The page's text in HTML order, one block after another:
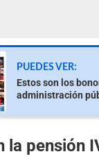
PUEDES VER:
Estos son los
administración
la pensión